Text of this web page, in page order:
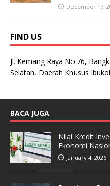
December 17,
FIND US
Jl. Kemang Raya No.76,
Selatan, Daerah Khusus
BACA JUGA
Nilai Kredit
Ekonomi
January 4, 2026